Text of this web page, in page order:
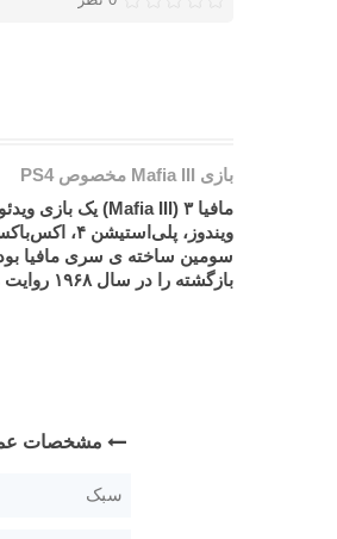
بازی Mafia III مخصوص PS4
سومین ساخته ی سری مافیا
بازگشته را در سال ۱۹۶۸ روایت میکند.
مشخصات
سبک